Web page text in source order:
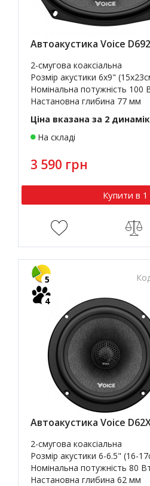
Автоакустика Voice
2-смугова коаксіальна
Розмір акустики 6x9"
Номінальна потужність 100
Настановна глибина 77 мм
Ціна вказана за 2
На складі
3 590 грн
Купити в 1
5
4
Автоакустика Voice
2-смугова коаксіальна
Розмір акустики 6-6.5" (16-
Номінальна потужність 80
Настановна глибина 62 мм